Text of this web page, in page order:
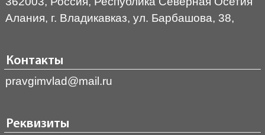
Алания, г. Владикавказ, ул. Барбашова, 38,
Контакты
pravgimvlad@mail.ru
Реквизиты